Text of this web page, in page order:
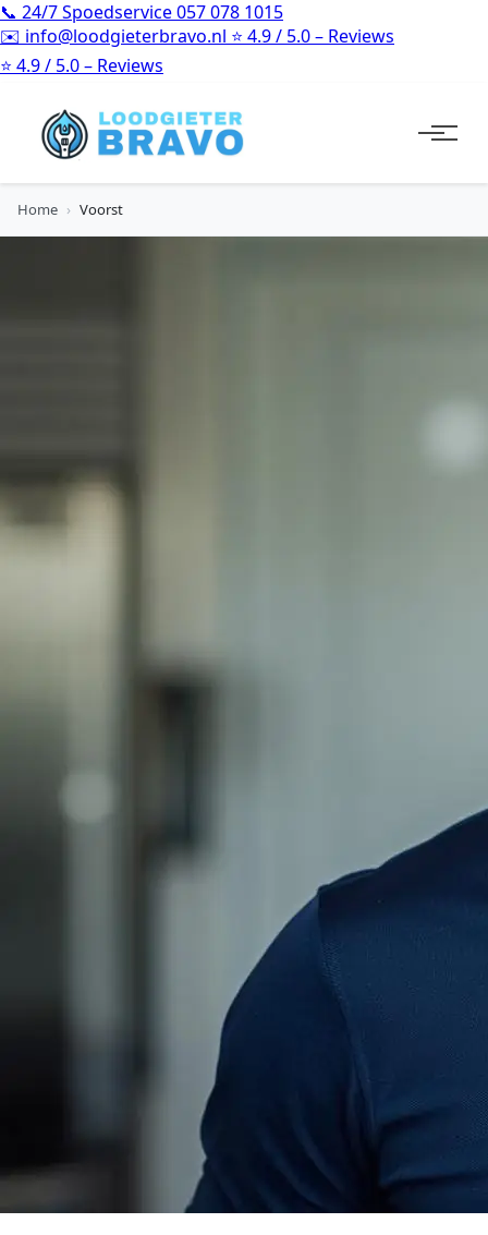
📞 24/7 Spoedservice057 078 1015
✉️ info@loodgieterbravo.nl ⭐ 4.9 / 5.0 – Reviews
⭐ 4.9 / 5.0 – Reviews
Home › Voorst